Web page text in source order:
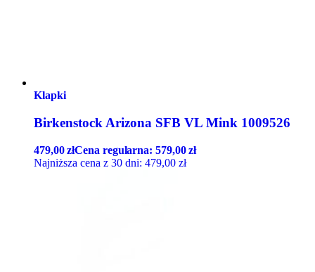
Klapki
Birkenstock Arizona SFB VL Mink 1009526
479,00złCena regularna:579,00zł
Najniższa cena z 30 dni: 479,00 zł